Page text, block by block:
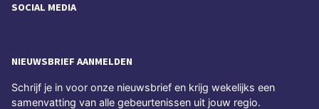
SOCIAL MEDIA
NIEUWSBRIEF AANMELDEN
Schrijf je in voor onze nieuwsbrief en krijg wekelijks een
samenvatting van alle gebeurtenissen uit jouw regio.